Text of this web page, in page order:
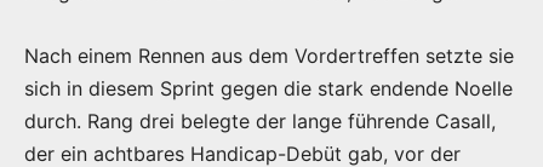
Nach einem Rennen aus dem Vordertreffen setzte sie
sich in diesem Sprint gegen die stark endende Noelle
durch. Rang drei belegte der lange führende Casall,
der ein achtbares Handicap-Debüt gab, vor der